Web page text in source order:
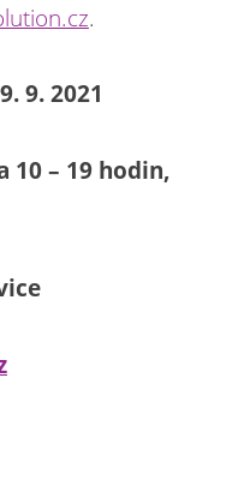
.
9. 2021
10 – 19 hodin,